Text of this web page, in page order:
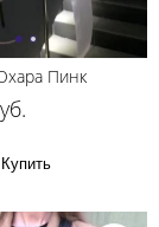
Пинк
Купить